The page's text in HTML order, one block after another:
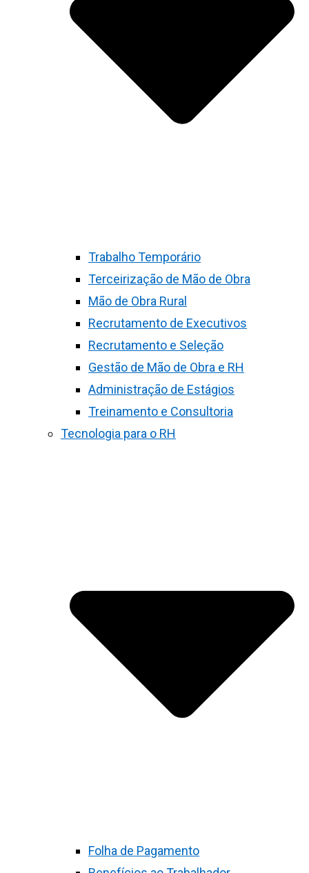
Trabalho Temporário
Terceirização de Mão de Obra
Mão de Obra Rural
Recrutamento de Executivos
Recrutamento e Seleção
Gestão de Mão de Obra e RH
Administração de Estágios
Treinamento e Consultoria
Tecnologia para o RH
Folha de Pagamento